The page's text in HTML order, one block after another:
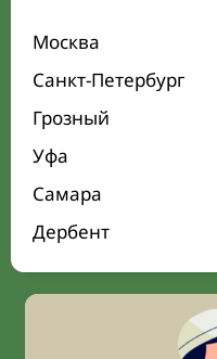
Москва
Санкт-Петербург
Грозный
Уфа
Самара
Дербент